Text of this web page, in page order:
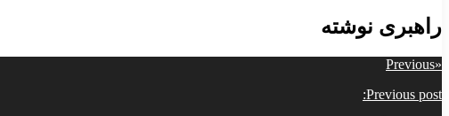
راهبری نوشته
«
Previous
Previous post: